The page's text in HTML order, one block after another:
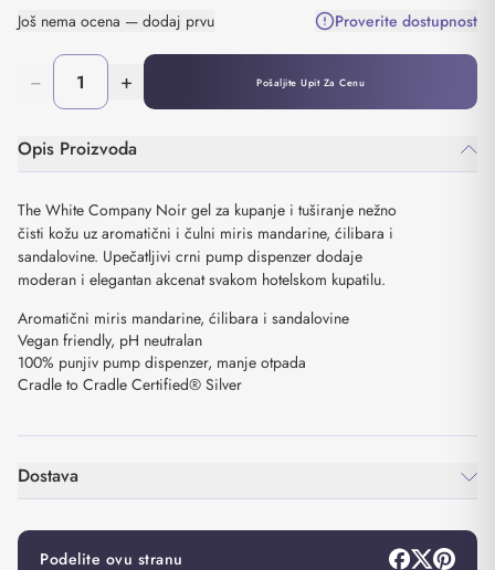
Još nema ocena — dodaj prvu Proverite dostupnost
− + Pošaljite Upit Za Cenu
Opis Proizvoda
The White Company Noir gel za kupanje i tuširanje nežno
čisti kožu uz aromatični i čulni miris mandarine, ćilibara i
sandalovine. Upečatljivi crni pump dispenzer dodaje
moderan i elegantan akcenat svakom hotelskom kupatilu.
Aromatični miris mandarine, ćilibara i sandalovine
Vegan friendly, pH neutralan
100% punjiv pump dispenzer, manje otpada
Cradle to Cradle Certified® Silver
Dostava
Podelite ovu stranu